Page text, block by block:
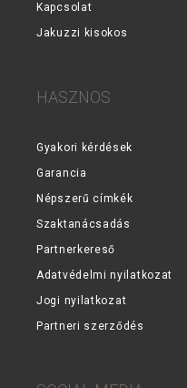
Kapcsolat
Jakuzzi kisokos
HASZNOS
Gyakori kérdések
Garancia
Népszerű címkék
Szaktanácsadás
Partnerkereső
Adatvédelmi nyilatkozat
Jogi nyilatkozat
Partneri szerződés